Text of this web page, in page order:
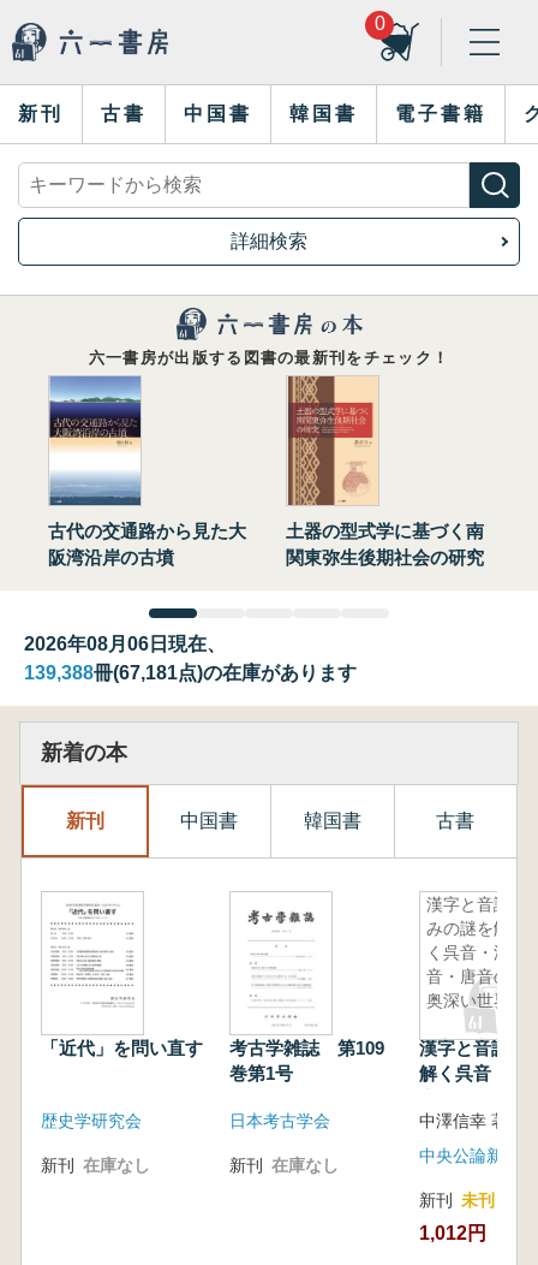
0
新刊 古書 中国書 韓国書 電子書籍
詳細検索
六一書房が出版する図書の最新刊をチェック！
古代の交通路から見た大
阪湾沿岸の古墳
土器の型式学に基づく南
関東弥生後期社会の研究
2026年08月06日現在、
139,388冊(67,181点)の在庫があります
新着の本
新刊 中国書 韓国書 古書
「近代」を問い直す
歴史学研究会
新刊 在庫なし
考古学雑誌 第109
巻第1号
日本考古学会
新刊 在庫なし
漢字と音読
みの謎を解
く呉音・漢
音・唐音の
奥深い世界
漢字と音読み
解く呉音・漢
中澤信幸 著
中央公論新社
新刊 未刊
1,012円